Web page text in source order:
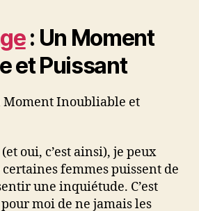
: Un Moment
et Puissant
Moment Inoubliable et
oui, c’est ainsi), je peux
femmes puissent de
une inquiétude. C’est
moi de ne jamais les